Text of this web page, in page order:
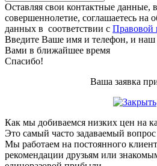
Оставляя свои контактные данные,
совершеннолетие, соглашаетесь на
данных в соответствии с Правовой
Введите Ваше имя и телефон, и наш
Вами в ближайшее время
Спасибо!
Ваша заявка
Как мы добиваемся низких цен на
Это самый часто задаваемый
Мы работаем на постоянного
рекомендации друзьям или